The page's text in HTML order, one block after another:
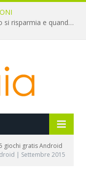
La veridicità delle offerte “3×2”: quando si risparmia e quando è un’illusione
giochi gratis Android
| Settembre 2015